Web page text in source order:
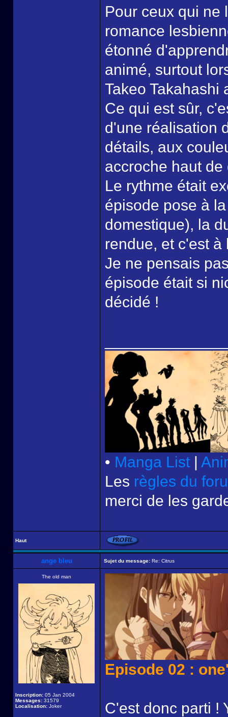
Pour ceux qui ne
romance
étonné
animé, surtout
Takeo Takahashi
Ce qui est sûr,
d'une réalisation
détails, aux
accroche haut
Le rythme était
épisode pose à
domestique), la
rendue, et c'est
Je ne pensais
épisode était si
décidé !
• Manga List |
Les règles du
merci de les
Haut
ange bleu Sujet du message: Re: Citrus
The old man
Inscription: 05 Jan 2004
Messages: 31579
Localisation: Joker
Episode 02 :
C'est donc parti !